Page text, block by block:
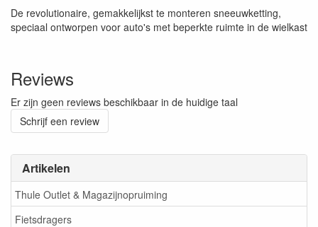
Artikelen
Thule Outlet & Magazijnopruiming
Fietsdragers
De revolutionaire, gemakkelijkst te monteren sneeuwketting,
speciaal ontworpen voor auto's met beperkte ruimte in de wielkast
Reviews
Er zijn geen reviews beschikbaar in de huidige taal
Schrijf een review